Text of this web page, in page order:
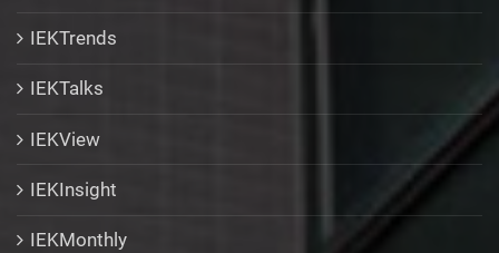
IEKTrends
IEKTalks
IEKView
IEKInsight
IEKMonthly